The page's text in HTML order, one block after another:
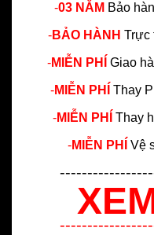
-03 NĂM Bảo
-BẢO HÀNH Trực
-MIỄN PHÍ Giao
-MIỄN PHÍ Thay
-MIỄN PHÍ Thay
-MIỄN PHÍ Vệ